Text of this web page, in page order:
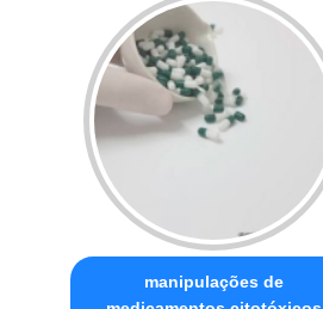
manipulações de